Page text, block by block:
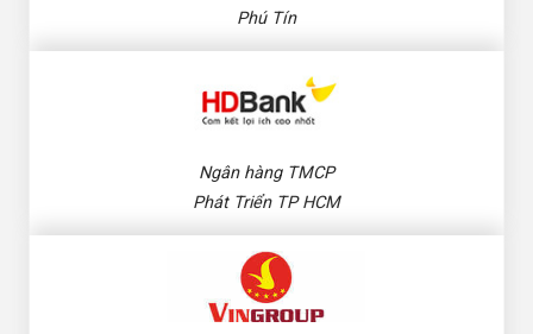
Phú Tín
Ngân hàng TMCP
Phát Triển TP HCM